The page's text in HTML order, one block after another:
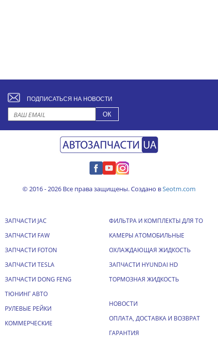
ПОДПИСАТЬСЯ НА НОВОСТИ
© 2016 - 2026 Все права защищены. Создано вSeotm.com
ЗАПЧАСТИ JAC
ЗАПЧАСТИ FAW
ЗАПЧАСТИ FOTON
ЗАПЧАСТИ TESLA
ЗАПЧАСТИ DONG FENG
ТЮНИНГ АВТО
РУЛЕВЫЕ РЕЙКИ
КОММЕРЧЕСКИЕ
ФИЛЬТРА И КОМПЛЕКТЫ ДЛЯ ТО
КАМЕРЫ АТОМОБИЛЬНЫЕ
ОХЛАЖДАЮЩАЯ ЖИДКОСТЬ
ЗАПЧАСТИ HYUNDAI HD
ТОРМОЗНАЯ ЖИДКОСТЬ
НОВОСТИ
ОПЛАТА, ДОСТАВКА И ВОЗВРАТ
ГАРАНТИЯ